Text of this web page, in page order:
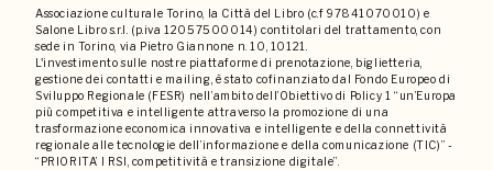
Associazione culturale Torino, la Città del Libro (c.f 97841070010) e
Salone Libro s.r.l. (p.iva 12057500014) contitolari del trattamento, con
sede in Torino, via Pietro Giannone n. 10, 10121.
L'investimento sulle nostre piattaforme di prenotazione, biglietteria,
gestione dei contatti e mailing, è stato cofinanziato dal Fondo Europeo di
Sviluppo Regionale (FESR) nell’ambito dell’Obiettivo di Policy 1 “un’Europa
più competitiva e intelligente attraverso la promozione di una
trasformazione economica innovativa e intelligente e della connettività
regionale alle tecnologie dell’informazione e della comunicazione (TIC)” -
“PRIORITA’ I RSI, competitività e transizione digitale”.